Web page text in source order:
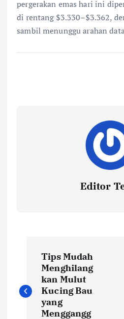
pergerakan emas hari ini
di rentang $3.330–$3.362,
sambil menunggu arahan
Editor
s
Tips Mudah
Menghilang
kan Mulut
Kucing Bau
yang
Menggangg